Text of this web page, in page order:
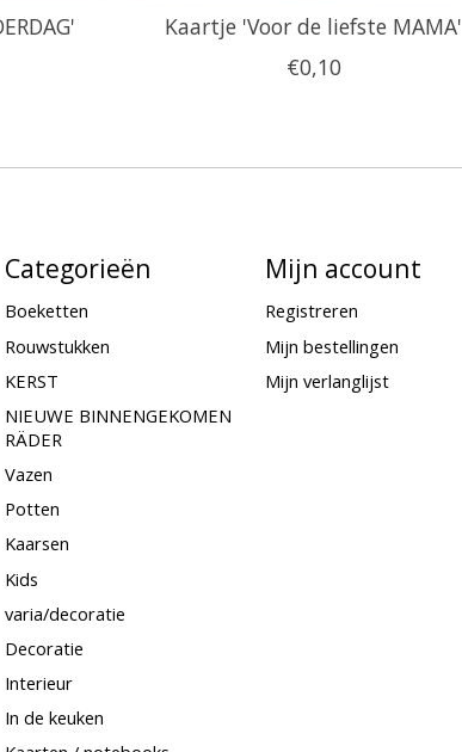
Kaartje 'Voor de liefste MAMA'
€0,10
Categorieën
Boeketten
Rouwstukken
KERST
NIEUWE BINNENGEKOMEN
RÄDER
Vazen
Potten
Kaarsen
Kids
varia/decoratie
Decoratie
Interieur
In de keuken
Mijn account
Registreren
Mijn bestellingen
Mijn verlanglijst